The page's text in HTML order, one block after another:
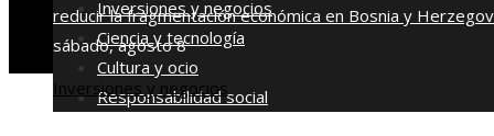
reducir la fragmentación económica en Bosnia y
sábado, agosto 8
Inversiones y negocios
Ciencia y tecnología
Cultura y ocio
Responsabilidad social
Inversiones y negocios